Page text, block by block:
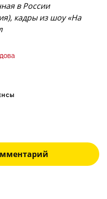
в России
кадры из шоу «На